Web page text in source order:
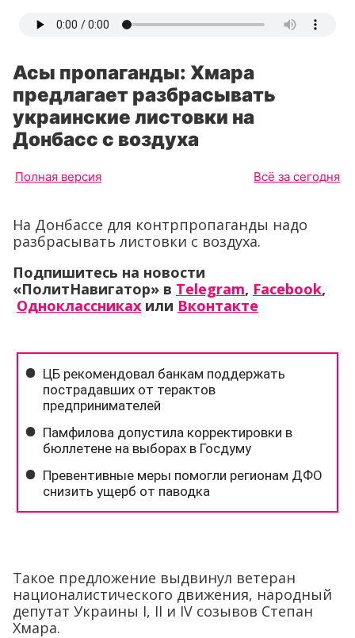
Асы пропаганды: Хмара
предлагает разбрасывать
украинские листовки на
Донбасс с воздуха
Полная версия Всё за сегодня
На Донбассе для контрпропаганды надо
разбрасывать листовки с воздуха.
Подпишитесь на новости
«ПолитНавигатор» в Telegram, Facebook,
Одноклассниках или Вконтакте
Такое предложение выдвинул ветеран
националистического движения, народный
депутат Украины I, II и IV созывов Степан
Хмара.